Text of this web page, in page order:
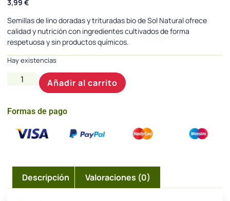
3,99 €
Semillas de lino doradas y trituradas bio de Sol Natural ofrece
calidad y nutrición con ingredientes cultivados de forma
respetuosa y sin productos químicos.
Hay existencias
Añadir al carrito
Formas de pago
Descripción Valoraciones (0)